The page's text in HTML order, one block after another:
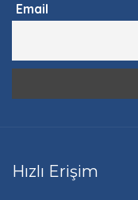
Email
Hızlı Erişim